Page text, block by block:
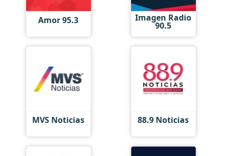
Amor 95.3 Imagen Radio
90.5
MVS Noticias 88.9 Noticias